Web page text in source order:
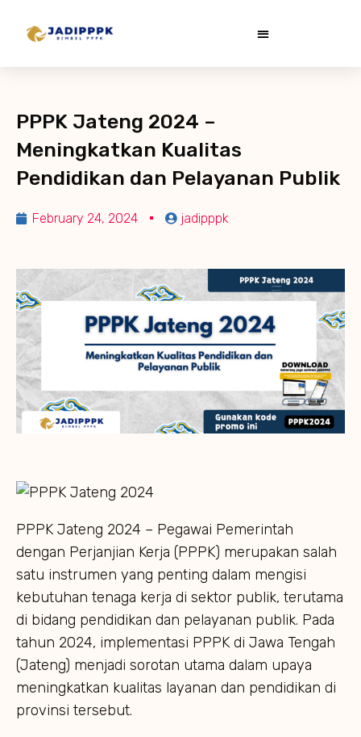
PPPK Jateng 2024 –
Meningkatkan Kualitas
Pendidikan dan Pelayanan Publik
February 24, 2024 jadipppk
PPPK Jateng 2024 – Pegawai Pemerintah
dengan Perjanjian Kerja (PPPK) merupakan salah
satu instrumen yang penting dalam mengisi
kebutuhan tenaga kerja di sektor publik, terutama
di bidang pendidikan dan pelayanan publik. Pada
tahun 2024, implementasi PPPK di Jawa Tengah
(Jateng) menjadi sorotan utama dalam upaya
meningkatkan kualitas layanan dan pendidikan di
provinsi tersebut.